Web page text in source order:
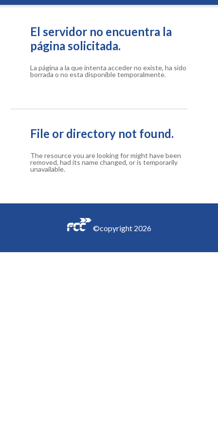
El servidor no encuentra la
página solicitada.
La página a la que intenta acceder no existe, ha sido
borrada o no esta disponible temporalmente.
File or directory not found.
The resource you are looking for might have been
removed, had its name changed, or is temporarily
unavailable.
©copyright 2026